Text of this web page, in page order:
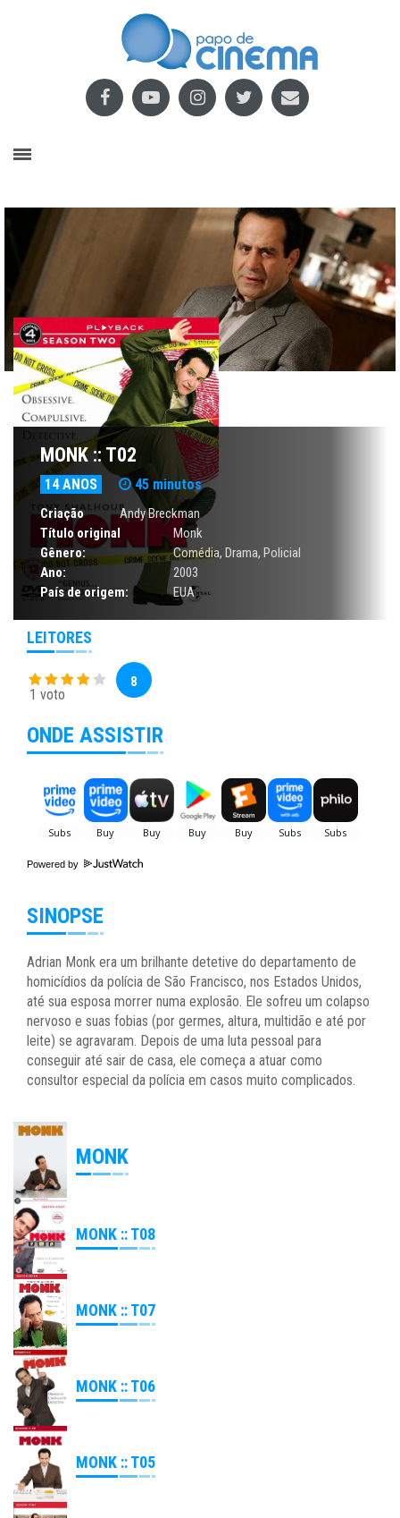
MONK :: T02
14 ANOS 45 minutos
Criação
Andy Breckman
Título original
Monk
Gênero:
Comédia, Drama, Policial
Ano:
2003
País de origem:
EUA
LEITORES
1 voto
8
ONDE ASSISTIR
Powered by
SINOPSE
Adrian Monk era um brilhante detetive do departamento de
homicídios da polícia de São Francisco, nos Estados Unidos,
até sua esposa morrer numa explosão. Ele sofreu um colapso
nervoso e suas fobias (por germes, altura, multidão e até por
leite) se agravaram. Depois de uma luta pessoal para
conseguir até sair de casa, ele começa a atuar como
consultor especial da polícia em casos muito complicados.
MONK
MONK :: T08
MONK :: T07
MONK :: T06
MONK :: T05